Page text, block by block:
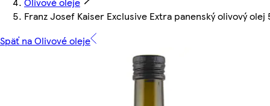
Franz Josef Kaiser Exclusive Extra panenský olivový olej
Späť na Olivové oleje